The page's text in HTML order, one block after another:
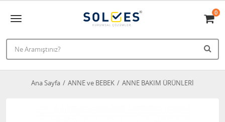
0
Ana Sayfa ANNE ve BEBEK ANNE BAKIM ÜRÜNLERİ